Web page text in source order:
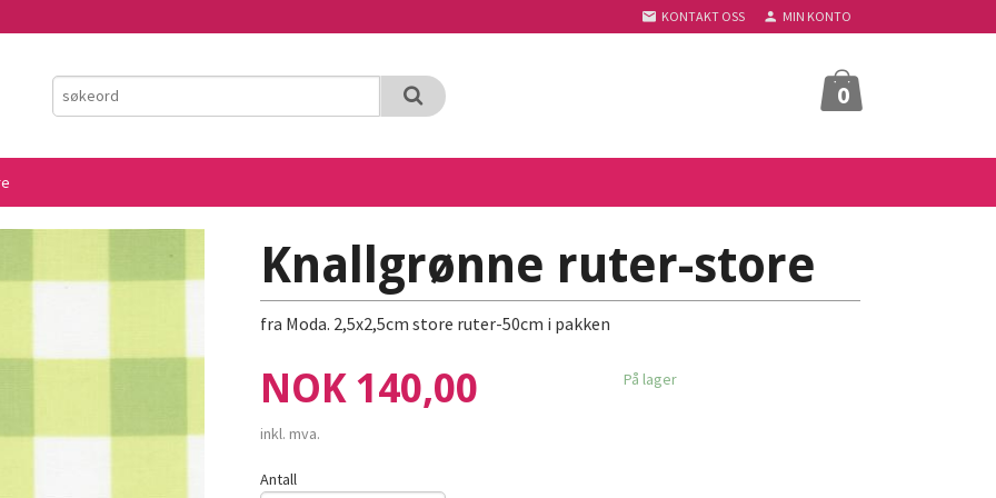
KONTAKT OSS MIN KONTO
0
Knallgrønne ruter-store
fra Moda. 2,5x2,5cm store ruter-50cm i pakken
Pris
NOK 140,00
inkl. mva.
På lager
Antall